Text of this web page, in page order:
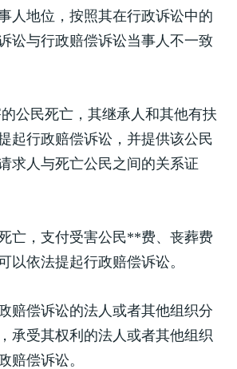
人地位，按照其在行政诉讼中的
讼与行政赔偿诉讼当事人不一致
民死亡，其继承人和其他有扶
起行政赔偿诉讼，并提供该公民
求人与死亡公民之间的关系证
，支付受害公民**费、丧葬费
以依法提起行政赔偿诉讼。
偿诉讼的法人或者其他组织分
承受其权利的法人或者其他组织
赔偿诉讼。